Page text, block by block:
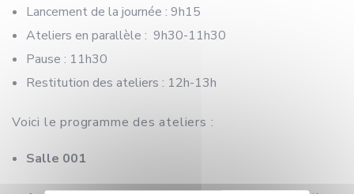
Lancement de la journée : 9h15
Ateliers en parallèle : 9h30-11h30
Pause : 11h30
Restitution des ateliers : 12h-13h
Voici le programme des ateliers :
Salle 001